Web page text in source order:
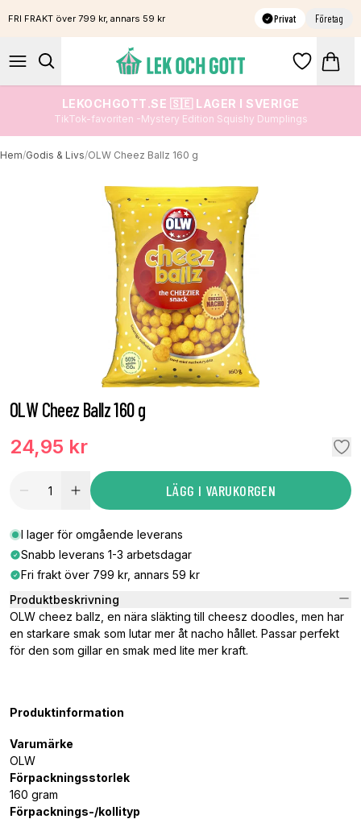
FRI FRAKT över 799 kr, annars 59 kr Privat Företag
LEKOCHGOTT.SE 🇸🇪 LAGER I SVERIGE
TikTok-favoriten -Mystery Edition Squishy Dumplings
Hem/Godis & Livs/OLW Cheez Ballz 160 g
OLW Cheez Ballz 160 g
24,95 kr
LÄGG I VARUKORGEN
I lager för omgående leverans
Snabb leverans 1-3 arbetsdagar
Fri frakt över 799 kr, annars 59 kr
Produktbeskrivning
OLW cheez ballz, en nära släkting till cheesz doodles, men har
en starkare smak som lutar mer åt nacho hållet. Passar perfekt
för den som gillar en smak med lite mer kraft.
Produktinformation
Varumärke
OLW
Förpackningsstorlek
160 gram
Förpacknings-/kollityp